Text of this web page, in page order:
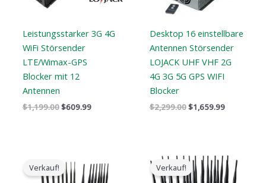
Leistungsstarker 3G 4G
WiFi Störsender
LTE/Wimax-GPS
Blocker mit 12
Antennen
$1,199.00$609.99
Desktop 16 einstellbare
Antennen Störsender
LOJACK UHF VHF 2G
4G 3G 5G GPS WIFI
Blocker
$2,299.00$1,659.99
Verkauf!
ursprüngliche
Preis
aktuelle
Preis
Verkauf!
ursprüngliche
Preis
aktuelle
Preis